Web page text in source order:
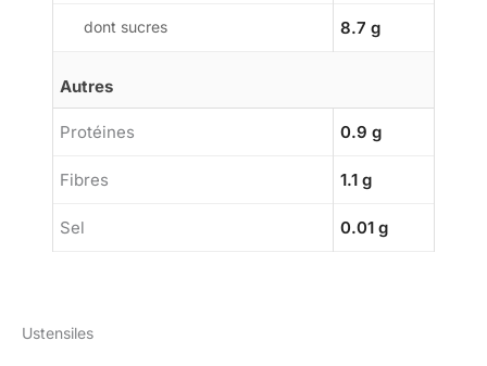
dont sucres 8.7 g
Autres
Protéines 0.9 g
Fibres 1.1 g
Sel 0.01 g
Ustensiles